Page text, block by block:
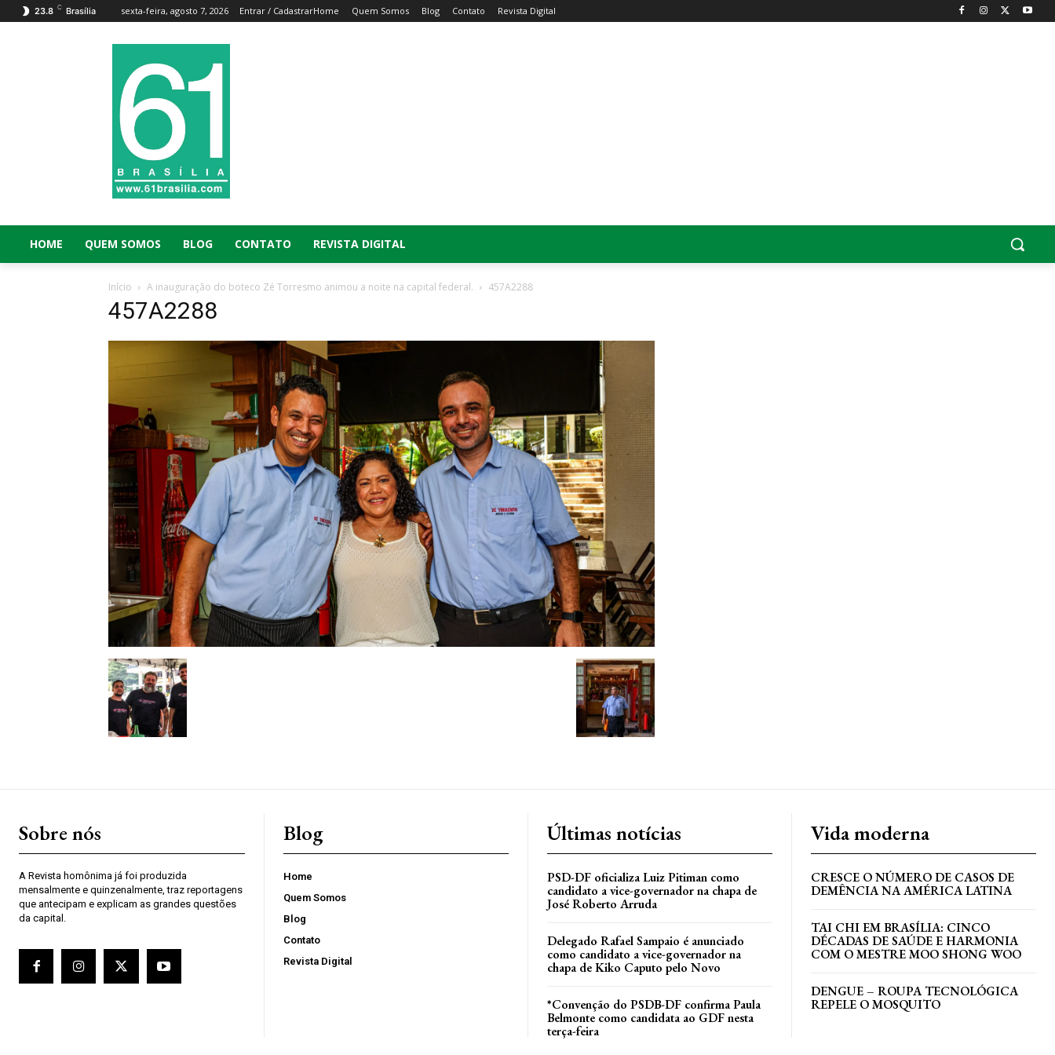
23.8 C Brasília sexta-feira, agosto 7, 2026 Entrar / CadastrarHome Quem Somos Blog Contato Revista Digital
HOME QUEM SOMOS BLOG CONTATO REVISTA DIGITAL
Início A inauguração do boteco Zé Torresmo animou a noite na capital federal. 457A2288
457A2288
Sobre nós
A Revista homônima já foi produzida
mensalmente e quinzenalmente, traz reportagens
que antecipam e explicam as grandes questões
da capital.
Blog
Home
Quem Somos
Blog
Contato
Revista Digital
Últimas notícias
PSD-DF oficializa Luiz Pitiman como
candidato a vice-governador na chapa de
José Roberto Arruda
Delegado Rafael Sampaio é anunciado
como candidato a vice-governador na
chapa de Kiko Caputo pelo Novo
*Convenção do PSDB-DF confirma Paula
Belmonte como candidata ao GDF nesta
terça-feira
Vida moderna
CRESCE O NÚMERO DE CASOS DE
DEMÊNCIA NA AMÉRICA LATINA
TAI CHI EM BRASÍLIA: CINCO
DÉCADAS DE SAÚDE E HARMONIA
COM O MESTRE MOO SHONG WOO
DENGUE – ROUPA TECNOLÓGICA
REPELE O MOSQUITO